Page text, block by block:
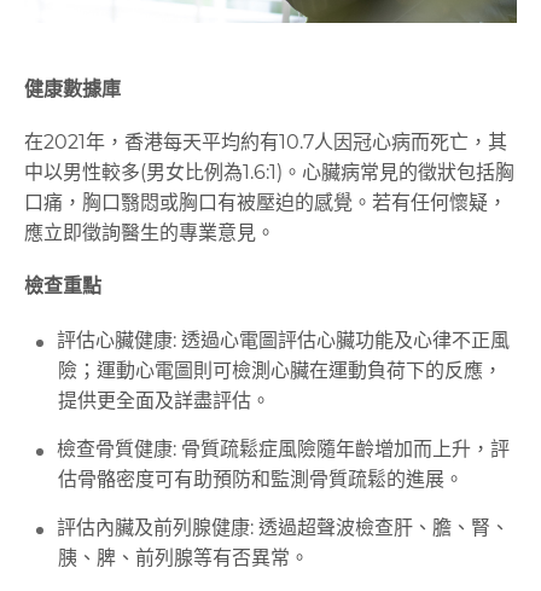
健康數據庫
在2021年，香港每天平均約有10.7人因冠心病而死亡，其
中以男性較多(男女比例為1.6:1)。心臟病常見的徵狀包括胸
口痛，胸口翳悶或胸口有被壓迫的感覺。若有任何懷疑，
應立即徵詢醫生的專業意見。
檢查重點
評估心臟健康: 透過心電圖評估心臟功能及心律不正風
險；運動心電圖則可檢測心臟在運動負荷下的反應，
提供更全面及詳盡評估。
檢查骨質健康: 骨質疏鬆症風險隨年齡增加而上升，評
估骨骼密度可有助預防和監測骨質疏鬆的進展。
評估內臟及前列腺健康: 透過超聲波檢查肝、膽、腎、
胰、脾、前列腺等有否異常。